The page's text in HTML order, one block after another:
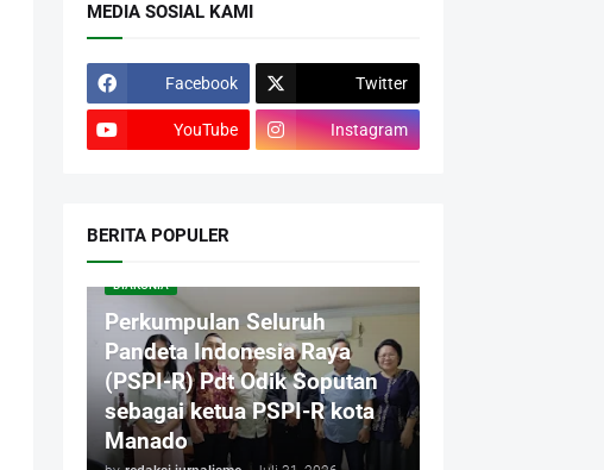
MEDIA SOSIAL KAMI
Facebook Twitter
YouTube Instagram
BERITA POPULER
DIAKONIA
Perkumpulan Seluruh
Pandeta Indonesia Raya
(PSPI-R) Pdt Odik Soputan
sebagai ketua PSPI-R kota
Manado